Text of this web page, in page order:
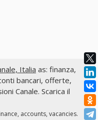
Italia as: finanza,
bancari, offerte,
Canale. Scarica il
accounts, vacancies.